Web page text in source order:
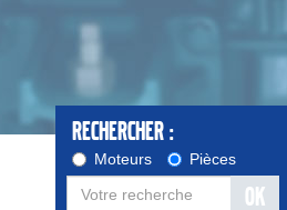
Rechercher :
Moteurs Pièces
OK